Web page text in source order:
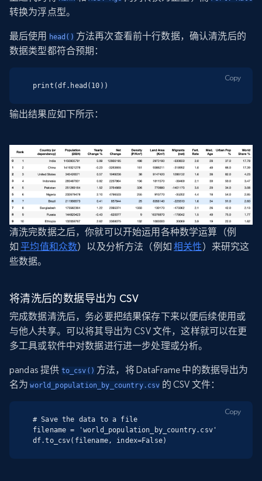
转换为浮点型。
最后使用 head() 方法再次查看前十行数据，确认清洗后的
数据类型都符合预期：
print(df.head(10))
Copy
输出结果应如下所示：
清洗完数据之后，你就可以开始运用各种数学运算（例
如平均值和众数）以及分析方法（例如相关性）来研究这
些数据。
将清洗后的数据导出为 CSV
完成数据清洗后，务必要把结果保存下来以便后续使用或
与他人共享。可以将其导出为 CSV 文件，这样就可以在更
多工具或软件中对数据进行进一步处理或分析。
pandas 提供 to_csv() 方法，将 DataFrame 中的数据导出为
名为world_population_by_country.csv 的 CSV 文件：
# Save the data to a file
filename = 'world_population_by_country.csv'
df.to_csv(filename, index=False)
Copy